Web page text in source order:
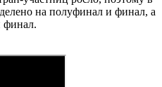
на полуфинал и финал, а
финал.